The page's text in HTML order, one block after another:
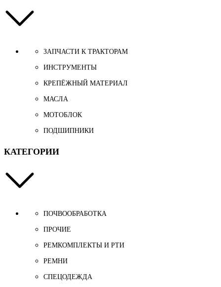
ЗАПЧАСТИ К ТРАКТОРАМ
ИНСТРУМЕНТЫ
КРЕПЁЖНЫЙ МАТЕРИАЛ
МАСЛА
МОТОБЛОК
ПОДШИПНИКИ
КАТЕГОРИИ
ПОЧВООБРАБОТКА
ПРОЧИЕ
РЕМКОМПЛЕКТЫ И РТИ
РЕМНИ
СПЕЦОДЕЖДА